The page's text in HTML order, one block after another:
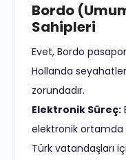
Bordo
Sahipleri
Evet, Bordo
Hollanda
zorundadır.
Elektronik Süreç:
elektronik ortamda
Türk vatandaşları